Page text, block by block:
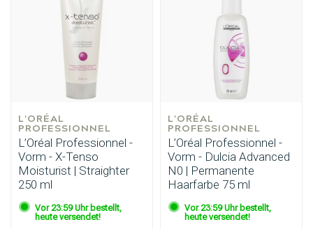
L'ORÉAL
PROFESSIONNEL
L’Oréal Professionnel -
Vorm - X-Tenso
Moisturist | Straighter
250 ml
Vor 23:59 Uhr bestellt,
heute versendet!
L'ORÉAL
PROFESSIONNEL
L’Oréal Professionnel -
Vorm - Dulcia Advanced
N0 | Permanente
Haarfarbe 75 ml
Vor 23:59 Uhr bestellt,
heute versendet!